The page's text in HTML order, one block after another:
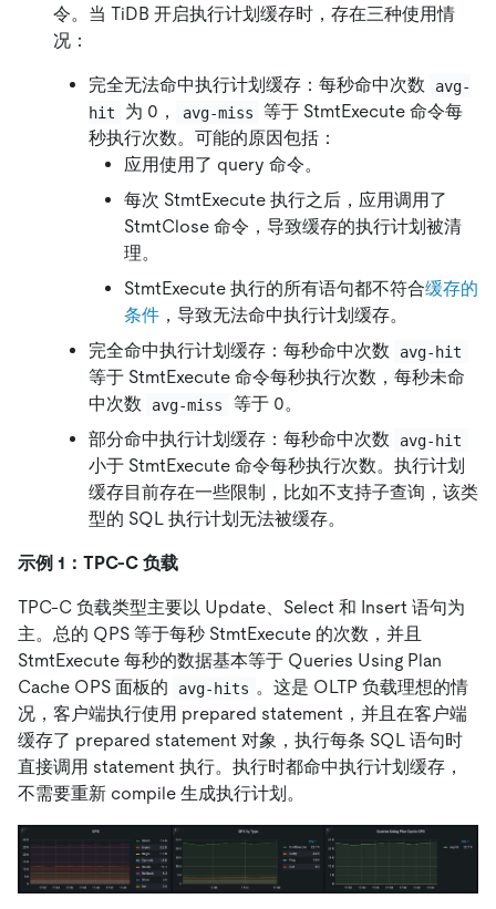
令。当 TiDB 开启执行计划缓存时，存在三种使用情
况：
完全无法命中执行计划缓存：每秒命中次数
avg-
hit
为 0， avg-miss
等于 StmtExecute 命令每
秒执行次数。可能的原因包括：
应用使用了 query 命令。
每次 StmtExecute 执行之后，应用调用了
StmtClose 命令，导致缓存的执行计划被清
理。
StmtExecute 执行的所有语句都不符合缓存的
条件 ，导致无法命中执行计划缓存。
完全命中执行计划缓存：每秒命中次数
avg-hit
等于 StmtExecute 命令每秒执行次数，每秒未命
中次数
avg-miss
等于 0。
部分命中执行计划缓存：每秒命中次数
avg-hit
小于 StmtExecute 命令每秒执行次数。执行计划
缓存目前存在一些限制，比如不支持子查询，该类
型的 SQL 执行计划无法被缓存。
示例 1：TPC-C 负载
TPC-C 负载类型主要以 Update、Select 和 Insert 语句为
主。总的 QPS 等于每秒 StmtExecute 的次数，并且
StmtExecute 每秒的数据基本等于 Queries Using Plan
Cache OPS 面板的
avg-hits 。这是 OLTP 负载理想的情
况，客户端执行使用 prepared statement，并且在客户端
缓存了 prepared statement 对象，执行每条 SQL 语句时
直接调用 statement 执行。执行时都命中执行计划缓存，
不需要重新 compile 生成执行计划。